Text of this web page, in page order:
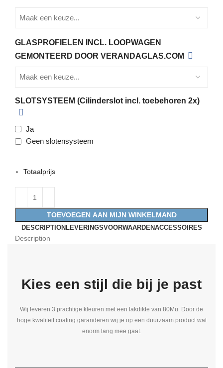
GLASPROFIELEN INCL. LOOPWAGEN
GEMONTEERD DOOR VERANDAGLAS.COM
SLOTSYSTEEM (Cilinderslot incl. toebehoren 2x)
Ja
Geen slotensysteem
Totaalprijs
TOEVOEGEN AAN MIJN WINKELMAND
DESCRIPTION LEVERINGSVOORWAARDENACCESSOIRES
Description
Kies een stijl die bij je past
Wij leveren 3 prachtige kleuren met een lakdikte van 80Mu. Door de
hoge kwaliteit coating garanderen wij je op een duurzaam product wat
enorm lang mee gaat.